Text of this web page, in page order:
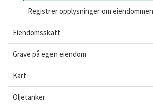
Registrer opplysninger om
Eiendomsskatt
Grave på egen eiendom
Kart
Oljetanker